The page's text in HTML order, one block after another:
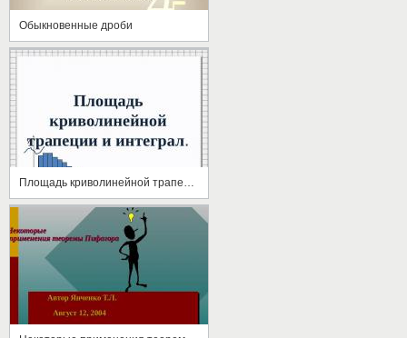
Обыкновенные дроби